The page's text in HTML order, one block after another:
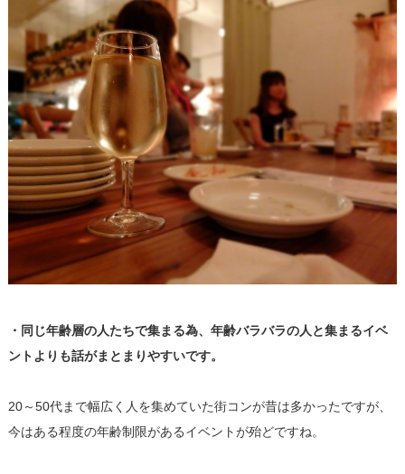
・同じ年齢層の人たちで集まる為、 年齢バラバラの人と集まるイベ
ントよりも話がまとまりやすいです。
20～50代まで幅広く人を集めていた街コンが昔は多かったですが、
今はある程度の年齢制限があるイベントが殆どですね。